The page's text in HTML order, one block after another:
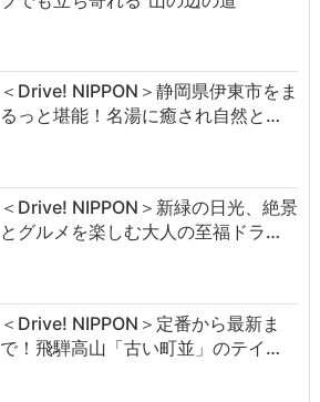
＜Drive! NIPPON＞静岡県伊東市をま
るっと堪能！名湯に癒され自然と…
＜Drive! NIPPON＞新緑の日光、絶景
とグルメを楽しむ大人の至福ドラ…
＜Drive! NIPPON＞定番から最新ま
で！飛騨高山「古い町並」のテイ…